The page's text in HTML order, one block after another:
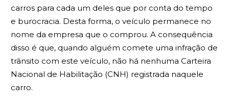
carros para cada um deles que por conta do tempo
e burocracia. Desta forma, o veículo permanece no
nome da empresa que o comprou. A consequência
disso é que, quando alguém comete uma infração de
trânsito com este veículo, não há nenhuma Carteira
Nacional de Habilitação (CNH) registrada naquele
carro.